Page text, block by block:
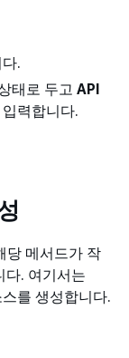
.
태로 두고 API
입력합니다.
당 메서드가 작
다. 여기서는
를 생성합니다.